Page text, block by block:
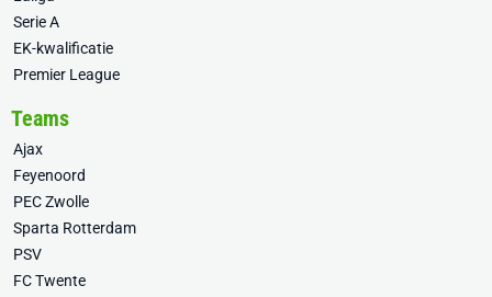
Serie A
EK-kwalificatie
Premier League
Teams
Ajax
Feyenoord
PEC Zwolle
Sparta Rotterdam
PSV
FC Twente